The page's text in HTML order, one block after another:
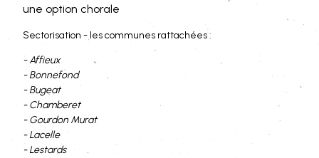
une option chorale
Sectorisation - les communes rattachées :
- Affieux
- Bonnefond
- Bugeat
- Chamberet
- Gourdon Murat
- Lacelle
- Lestards